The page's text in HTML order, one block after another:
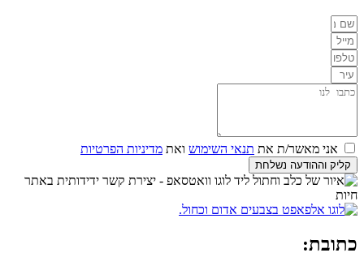
אני מאשר/ת את תנאי השימוש ואת מדיניות הפרטיות
קליק וההודעה נשלחת
כתובת: